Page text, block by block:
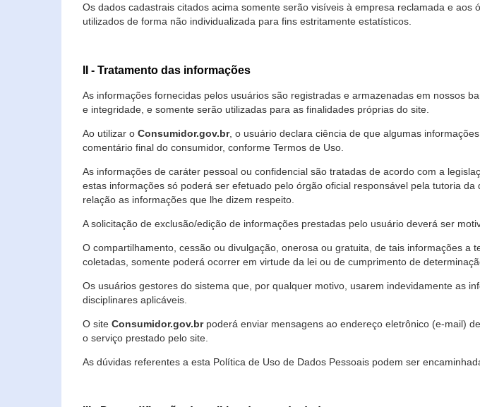
Os dados cadastrais citados acima somente serão visíveis à empresa reclamada e
utilizados de forma não individualizada para fins estritamente estatísticos.
II - Tratamento das informações
As informações fornecidas pelos usuários são registradas e armazenadas em nossos
e integridade, e somente serão utilizadas para as finalidades próprias do site.
Ao utilizar o Consumidor.gov.br, o usuário declara ciência de que algumas
comentário final do consumidor, conforme Termos de Uso.
As informações de caráter pessoal ou confidencial são tratadas de acordo com a
estas informações só poderá ser efetuado pelo órgão oficial responsável pela tutoria
relação as informações que lhe dizem respeito.
A solicitação de exclusão/edição de informações prestadas pelo usuário deverá ser
O compartilhamento, cessão ou divulgação, onerosa ou gratuita, de tais informações
coletadas, somente poderá ocorrer em virtude da lei ou de cumprimento de
Os usuários gestores do sistema que, por qualquer motivo, usarem indevidamente as
disciplinares aplicáveis.
O site Consumidor.gov.brpoderá enviar mensagens ao endereço eletrônico (e-mail)
o serviço prestado pelo site.
As dúvidas referentes a esta Política de Uso de Dados Pessoais podem ser